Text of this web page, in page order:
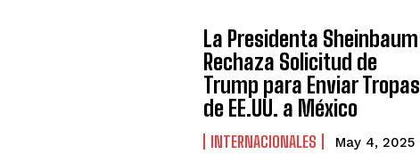
La Presidenta Sheinbaum
Rechaza Solicitud de
Trump para Enviar Tropas
de EE.UU. a México
INTERNACIONALES May 4, 2025